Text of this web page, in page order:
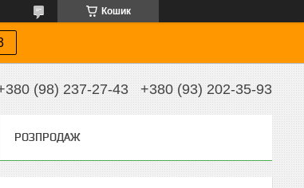
Кошик
(98) 237-27-43 +380 (93) 202-35-93
РОЗПРОДАЖ